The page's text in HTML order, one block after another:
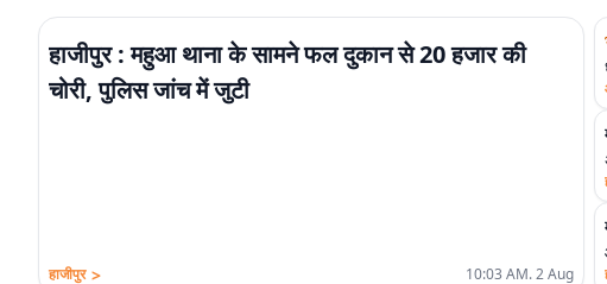
हाजीपुर : महुआ थाना के सामने फल दुकान से 20 हजार की
चोरी, पुलिस जांच में जुटी
हाजीपुर > 10:03 AM. 2 Aug